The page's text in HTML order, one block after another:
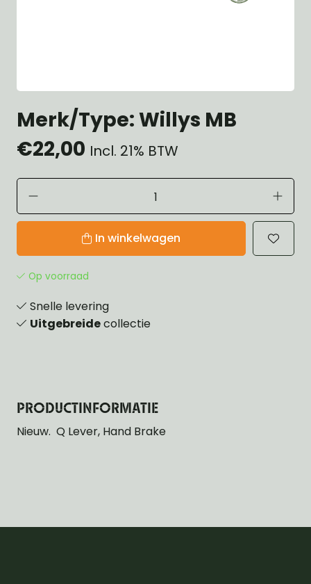
Merk/Type: Willys MB
€22,00 Incl. 21% BTW
In winkelwagen
Op voorraad
Snelle levering
Uitgebreidecollectie
PRODUCTINFORMATIE
Nieuw. Q Lever, Hand Brake